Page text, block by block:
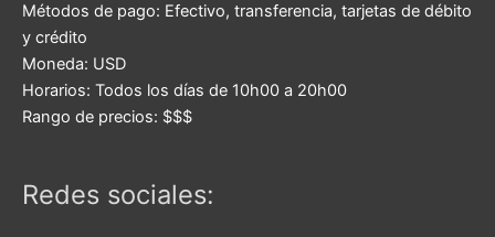
Métodos de pago: Efectivo, transferencia, tarjetas de débito
y crédito
Moneda: USD
Horarios: Todos los días de 10h00 a 20h00
Rango de precios: $$$
Redes sociales: